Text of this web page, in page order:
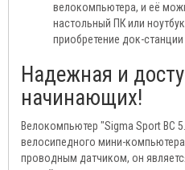
велокомпьютера, и её
настольный ПК или
приобретение док-
Надежная и
начинающих!
Велокомпьютер "Sigma Sport BC
велосипедного мини-
проводным датчиком, он